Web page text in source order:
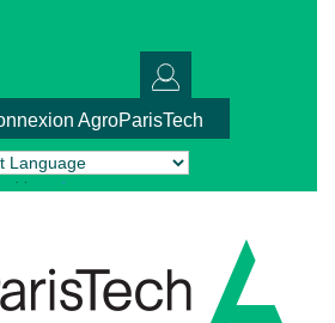
AgroParisTech
by Translate